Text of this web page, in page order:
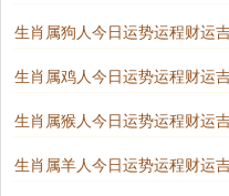
生肖属狗人今日运势运程财运
生肖属鸡人今日运势运程财运
生肖属猴人今日运势运程财运
生肖属羊人今日运势运程财运